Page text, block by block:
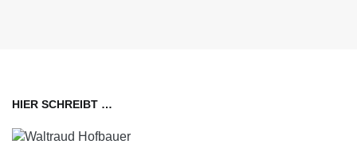
HIER SCHREIBT …